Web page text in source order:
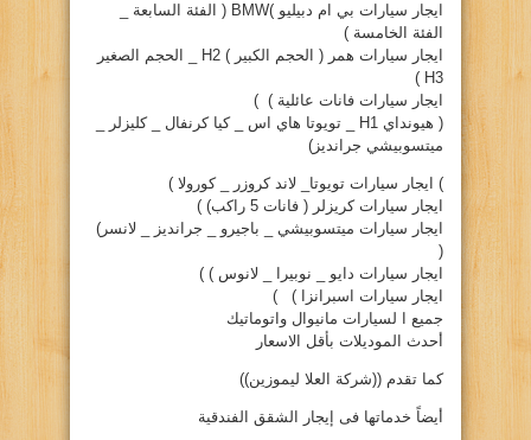
ايجار سيارات بي ام دبيليو )BMW ( الفئة السابعة _
الفئة الخامسة )
ايجار سيارات همر ( الحجم الكبير ) H2 _ الحجم الصغير
H3 )
ايجار سيارات فانات عائلية ) )
( هيونداي H1 _ تويوتا هاي اس _ كيا كرنفال _ كليزلر _
ميتسوبيشي جرانديز)
) ايجار سيارات تويوتا_ لاند كروزر _ كورولا )
ايجار سيارات كريزلر ( فانات 5 راكب) )
ايجار سيارات ميتسوبيشي _ باجيرو _ جرانديز _ لانسر)
(
ايجار سيارات دايو _ نوبيرا _ لانوس ) )
ايجار سيارات اسبرانزا ) )
جميع ا لسيارات مانيوال واتوماتيك
أحدث الموديلات بأقل الاسعار
كما تقدم ((شركة العلا ليموزين))
أيضاً خدماتها فى إيجار الشقق الفندقية